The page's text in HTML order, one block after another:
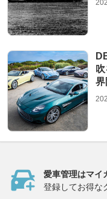
界
愛車管理はマイ
登録してお得な